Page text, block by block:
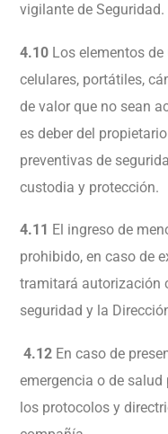
vigilante de Seguridad.
4.10 Los elementos
celulares, portátiles,
de valor que no sean
es deber del
preventivas de
custodia y protección.
4.11 El ingreso de
prohibido, en caso de
tramitará autorización
seguridad y la
4.12 En caso de
emergencia o de
los protocolos y